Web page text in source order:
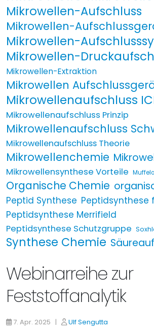
Mikrowellen-Aufschluss
Mikrowellen-
Mikrowellen-
Mikrowellen-
Mikrowellen-Extraktion
Mikrowellen
Mikrowellenaufschluss
Mikrowellenaufschluss Prinzip
Mikrowellenaufschluss
Mikrowellenaufschluss Theorie
Mikrowellenchemie
Mikrowellensynthese Vorteile
Organische Chemie
Peptid Synthese Peptidsynthese
Peptidsynthese Merrifield
Peptidsynthese Schutzgruppe
Synthese Chemie
Webinarreihe zur
Feststoffanalytik
7. Apr. 2025 | Ulf Sengutta